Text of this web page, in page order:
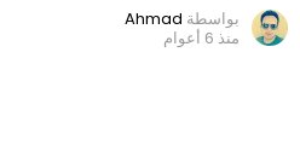
بواسطة Ahmad
منذ 6 أعوام